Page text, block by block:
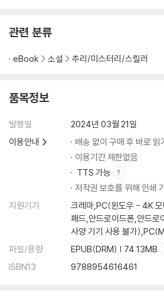
관련 분류
eBook 소설 추리/미스터리/스릴러
품목정보
발행일
2024년 03월 21일
이용안내
배송 없이 구매 후 바로 읽기
이용기간 제한없음
TTS 가능
저작권 보호를 위해 인쇄
지원기기
크레마,PC(윈도우 - 4K 모
패드,안드로이드폰,안드로
사양 기기 사용 불가
파일/용량
EPUB(DRM) | 74.13MB
ISBN13
9788954616461